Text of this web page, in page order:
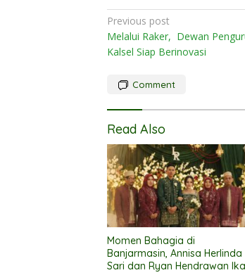
Post
navigation
Previous post
Melalui Raker, Dewan
Kalsel Siap Berinovasi
Comment
Read Also
Momen Bahagia di
Banjarmasin, Annisa Herlinda
Sari dan Ryan Hendrawan